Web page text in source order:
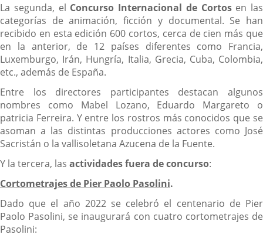
La segunda, el Concurso Internacional de Cortosen las
categorías de animación, ficción y documental. Se han
recibido en esta edición 600 cortos, cerca de cien más que
en la anterior, de 12 países diferentes como Francia,
Luxemburgo, Irán, Hungría, Italia, Grecia, Cuba, Colombia,
etc., además de España.
Entre los directores participantes destacan algunos
nombres como Mabel Lozano, Eduardo Margareto o
patricia Ferreira. Y entre los rostros más conocidos que se
asoman a las distintas producciones actores como José
Sacristán o la vallisoletana Azucena de la Fuente.
Y la tercera, las actividades fuera de concurso:
Cortometrajes de Pier Paolo Pasolini.
Dado que el año 2022 se celebró el centenario de Pier
Paolo Pasolini, se inaugurará con cuatro cortometrajes de
Pasolini: